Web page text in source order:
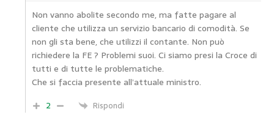
Non vanno abolite secondo me, ma fatte pagare al
cliente che utilizza un servizio bancario di comodità. Se
non gli sta bene, che utilizzi il contante. Non può
richiedere la FE ? Problemi suoi. Ci siamo presi la Croce di
tutti e di tutte le problematiche.
Che si faccia presente all’attuale ministro.
2
Rispondi